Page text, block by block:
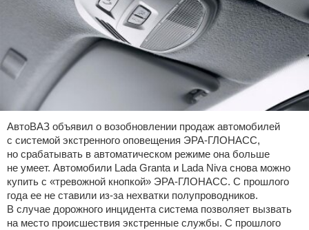
АвтоВАЗ объявил о возобновлении продаж автомобилей
с системой экстренного оповещения ЭРА-ГЛОНАСС,
но срабатывать в автоматическом режиме она больше
не умеет. Автомобили Lada Granta и Lada Niva снова можно
купить с «тревожной кнопкой» ЭРА-ГЛОНАСС. С прошлого
года ее не ставили из-за нехватки полупроводников.
В случае дорожного инцидента система позволяет вызвать
на место происшествия экстренные службы. С прошлого